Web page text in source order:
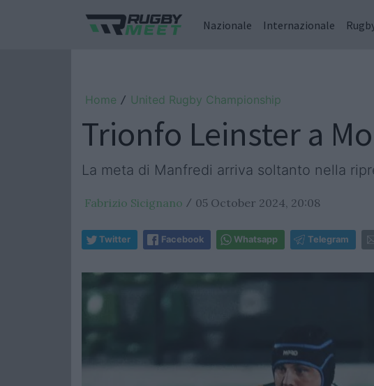
Nazionale Internazionale
Home / United Rugby Championship
Trionfo Leinster a
La meta di Manfredi arriva soltanto nella
Fabrizio Sicignano / 05 October 2024, 20:08
Twitter Facebook Whatsapp Telegram